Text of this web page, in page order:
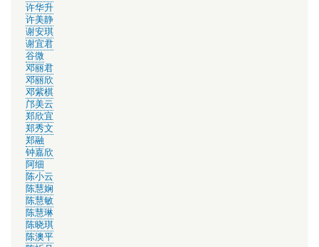
许华升
许美静
谢安琪
谢宜君
谷微
邓丽君
邓丽欣
邓紫棋
邝美云
郑欣宜
郑秀文
郑融
钟嘉欣
阿细
陈小云
陈慧娴
陈慧敏
陈慧琳
陈晓琪
陈澳平